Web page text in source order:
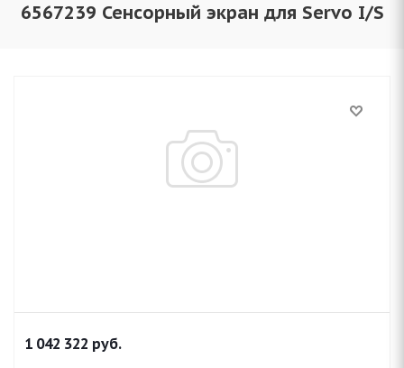
6567239 Сенсорный экран для Servo I/S
1 042 322 руб.